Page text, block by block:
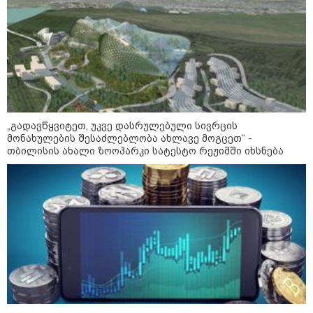
პოლიციამ ,,გლოვოს” კურიერზე
თავდასხმის ბრალდებით 3 პირი,
მათ შორის 2 არასრულწლოვანი
დააკავა - შსს ინფორმაციას
ავრცელებს
"ეს ის ადგილია, საიდანაც
გუშინდელი ვიდეო ვირუსულად
გავრცელდა.... დანარჩენი თქვენ
განსაჯეთ, რამდენად
შესაძლებელია აქ ადამიანის
გადავარდნა" - რა კადრებს
აქვეყნებს კობა ახალაძე
მლეთიდან, სადაც 12 წლის წინ
გურამ დადიანიძე გაუჩინარდა?
პოლიტიკა
„გადავწყვიტეთ, უკვე დასრულებული სივრცის
მონახულების შესაძლებლობა ახლავე მოგცეთ“ -
თბილისის ახალი ზოოპარკი სატესტო რეჟიმში იხსნება